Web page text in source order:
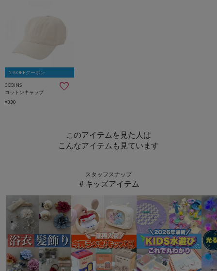
5％OFFクーポン
3COINS
コットンキャップ
¥330
このアイテムを見た人は
こんなアイテムも見ています
スタッフスナップ
＃キッズアイテム